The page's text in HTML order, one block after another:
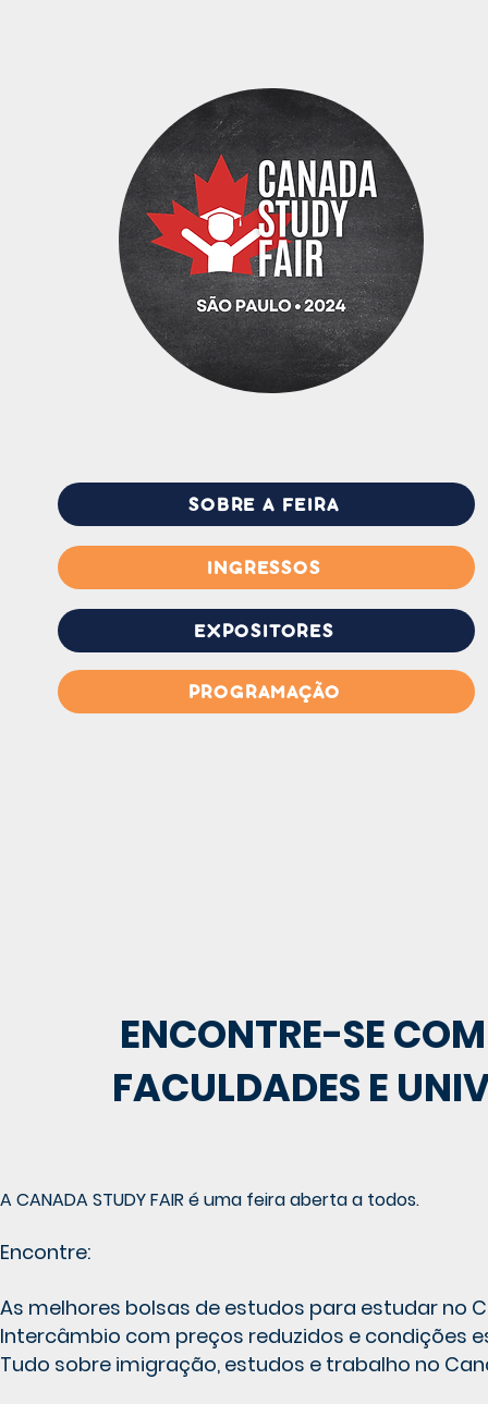
SOBRE A FEIRA
INGRESSOS
EXPOSITORES
PROGRAMAÇÃO
ENCONTRE-SE
FACULDADES E
A CANADA STUDY FAIR é uma feira aberta a todos.
Encontre:
As melhores bolsas de estudos para estudar no
Intercâmbio com preços reduzidos e condições
Tudo sobre imigração, estudos e trabalho no